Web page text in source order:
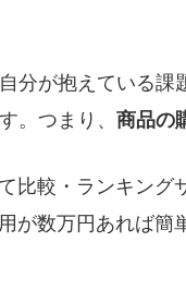
分が抱えている
。つまり、 商品の
比較・ランキング
が数万円あれば簡